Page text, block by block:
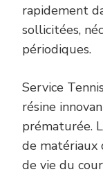
rapidement
sollicitées,
périodiques.
Service
résine
prématurée.
de matériaux
de vie du